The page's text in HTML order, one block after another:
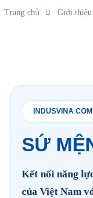
Trang chủ Giới thiệu
INDUSVINA
SỨ
Kết nối năng
của Việt Nam